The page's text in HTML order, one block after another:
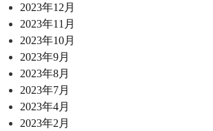
2023年12月
2023年11月
2023年10月
2023年9月
2023年8月
2023年7月
2023年4月
2023年2月